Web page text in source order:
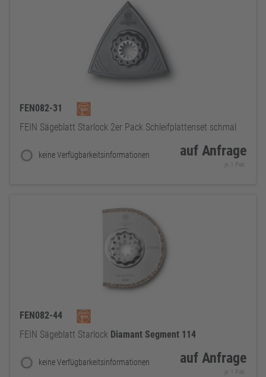
FEN082-31
FEIN Sägeblatt Starlock 2er Pack Schleifplattenset schmal
keine Verfügbarkeitsinformationen auf Anfrage
je 1 Pak.
FEN082-44
FEIN Sägeblatt Starlock Diamant Segment 114
keine Verfügbarkeitsinformationen auf Anfrage
je 1 Pak.